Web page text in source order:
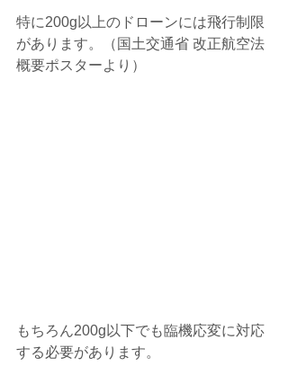
特に200g以上のドローンには飛行制限
があります。（国土交通省 改正航空法
概要ポスターより）
もちろん200g以下でも臨機応変に対応
する必要があります。